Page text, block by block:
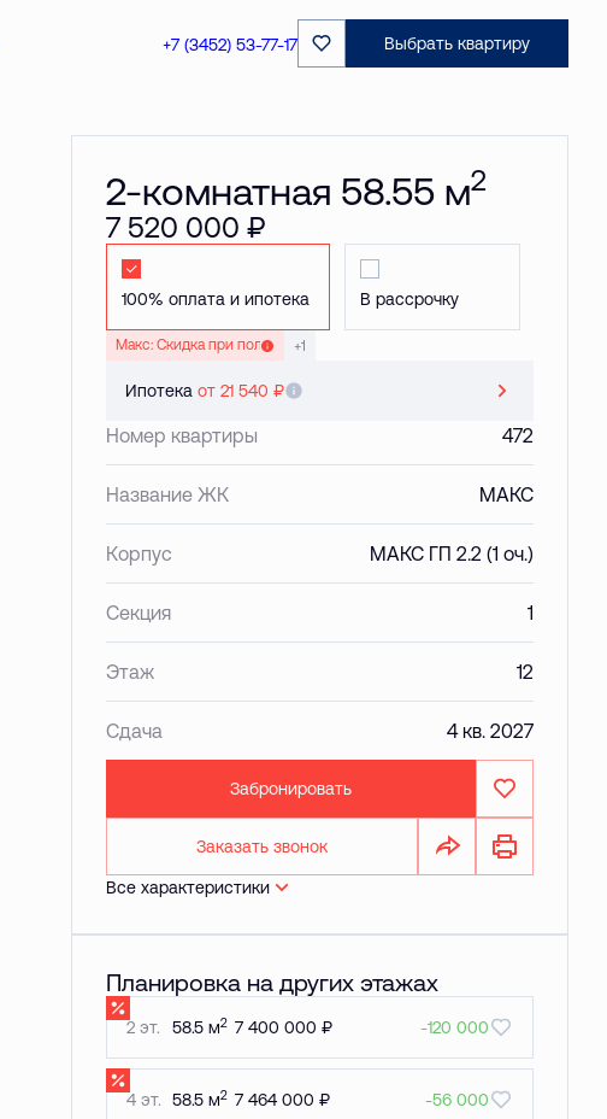
+7 (3452) 53-77-17 Выбрать квартиру
Забронировать
2-комнатная 58.55 м2
7 520 000 ₽
Стандартная Стандартная
Макс: Скидка при полной оплате до 20 %
+1
Ипотека от 21 540 ₽
Номер квартиры 472
Название ЖК МАКС
Корпус МАКС ГП 2.2 (1 оч.)
Секция 1
Этаж 12
Сдача 4 кв. 2027
Забронировать
Заказать звонок
Все характеристики
Планировка на других этажах
2 эт. 58.5 м2 7 400 000 ₽ -120 000
4 эт. 58.5 м2 7 464 000 ₽ -56 000